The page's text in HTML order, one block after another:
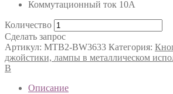
Коммутационный ток 10А
Количество
Сделать запрос
Артикул: MTB2-BW3633 Категория:
джойстики, лампы в металлическом
B
Описание